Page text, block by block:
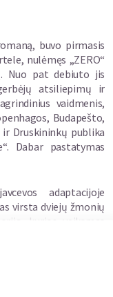
buvo pirmasis
nulėmęs „ZERO“
Nuo pat debiuto jis
atsiliepimų ir
vaidmenis,
Budapešto,
Druskininkų publika
Dabar pastatymas
adaptacijoje
virsta dviejų žmonių
kurios veiksmas